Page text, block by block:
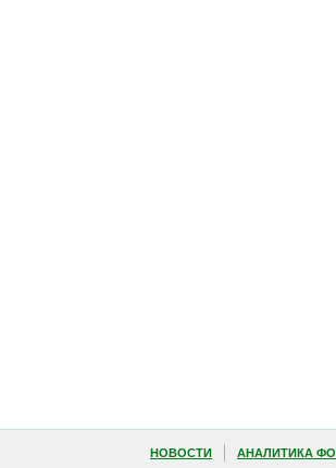
НОВОСТИ АНАЛИТИКА